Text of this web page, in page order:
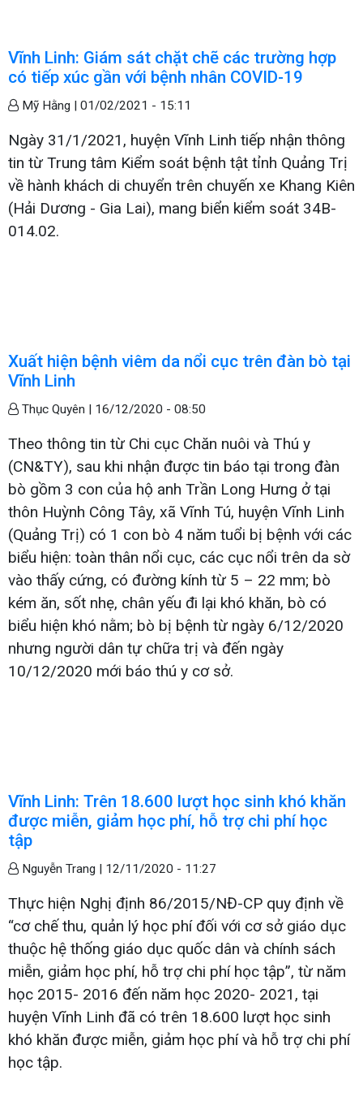
Vĩnh Linh: Giám sát chặt chẽ các trường hợp
có tiếp xúc gần với bệnh nhân COVID-19
Mỹ Hằng | 01/02/2021 - 15:11
Ngày 31/1/2021, huyện Vĩnh Linh tiếp nhận thông
tin từ Trung tâm Kiểm soát bệnh tật tỉnh Quảng Trị
về hành khách di chuyển trên chuyến xe Khang Kiên
(Hải Dương - Gia Lai), mang biển kiểm soát 34B-
014.02.
Xuất hiện bệnh viêm da nổi cục trên đàn bò tại
Vĩnh Linh
Thục Quyên | 16/12/2020 - 08:50
Theo thông tin từ Chi cục Chăn nuôi và Thú y
(CN&TY), sau khi nhận được tin báo tại trong đàn
bò gồm 3 con của hộ anh Trần Long Hưng ở tại
thôn Huỳnh Công Tây, xã Vĩnh Tú, huyện Vĩnh Linh
(Quảng Trị) có 1 con bò 4 năm tuổi bị bệnh với các
biểu hiện: toàn thân nổi cục, các cục nổi trên da sờ
vào thấy cứng, có đường kính từ 5 – 22 mm; bò
kém ăn, sốt nhẹ, chân yếu đi lại khó khăn, bò có
biểu hiện khó nằm; bò bị bệnh từ ngày 6/12/2020
nhưng người dân tự chữa trị và đến ngày
10/12/2020 mới báo thú y cơ sở.
Vĩnh Linh: Trên 18.600 lượt học sinh khó khăn
được miễn, giảm học phí, hỗ trợ chi phí học
tập
Nguyễn Trang | 12/11/2020 - 11:27
Thực hiện Nghị định 86/2015/NĐ-CP quy định về
“cơ chế thu, quản lý học phí đối với cơ sở giáo dục
thuộc hệ thống giáo dục quốc dân và chính sách
miễn, giảm học phí, hỗ trợ chi phí học tập”, từ năm
học 2015- 2016 đến năm học 2020- 2021, tại
huyện Vĩnh Linh đã có trên 18.600 lượt học sinh
khó khăn được miễn, giảm học phí và hỗ trợ chi phí
học tập.